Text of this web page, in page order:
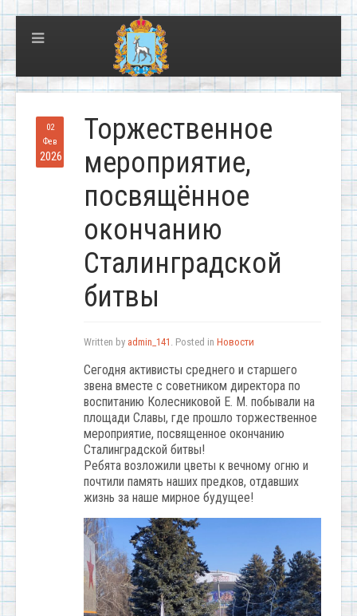
02
Фев
2026
Торжественное
мероприятие,
посвящённое
окончанию
Сталинградской
битвы
Written by admin_141 . Posted in Новости
Сегодня активисты среднего и старшего
звена вместе с советником директора по
воспитанию Колесниковой Е. М. побывали на
площади Славы, где прошло торжественное
мероприятие, посвященное окончанию
Сталинградской битвы!
Ребята возложили цветы к вечному огню и
почтили память наших предков, отдавших
жизнь за наше мирное будущее!